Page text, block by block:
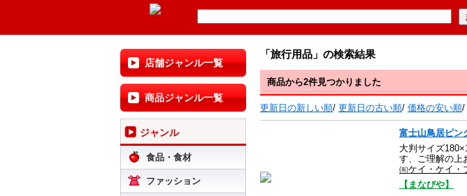
店舗ジャンル一覧
商品ジャンル一覧
ジャンル
食品・食材
ファッション
「旅行用品」の検索結果
商品から2件見つかりました
更新日の新しい順/ 更新日の古い順/ 価格の安い順/
富士山鳥居ピン
大判サイズ
す、ご理解の上
㈲ケイ・ケイ・
【まなびや】